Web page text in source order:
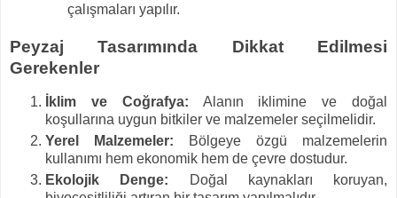
çalışmaları yapılır.
Peyzaj Tasarımında Dikkat Edilmesi
Gerekenler
İklim ve Coğrafya: Alanın iklimine ve doğal
koşullarına uygun bitkiler ve malzemeler seçilmelidir.
Yerel Malzemeler: Bölgeye özgü malzemelerin
kullanımı hem ekonomik hem de çevre dostudur.
Ekolojik Denge: Doğal kaynakları koruyan,